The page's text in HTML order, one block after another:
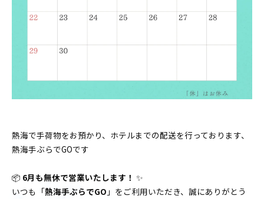
熱海で手荷物をお預かり、ホテルまでの配送を行っております、
熱海手ぶらでGOです
📦 6月も無休で営業いたします！ ✨
いつも「熱海手ぶらでGO 」をご利用いただき、誠にありがとう